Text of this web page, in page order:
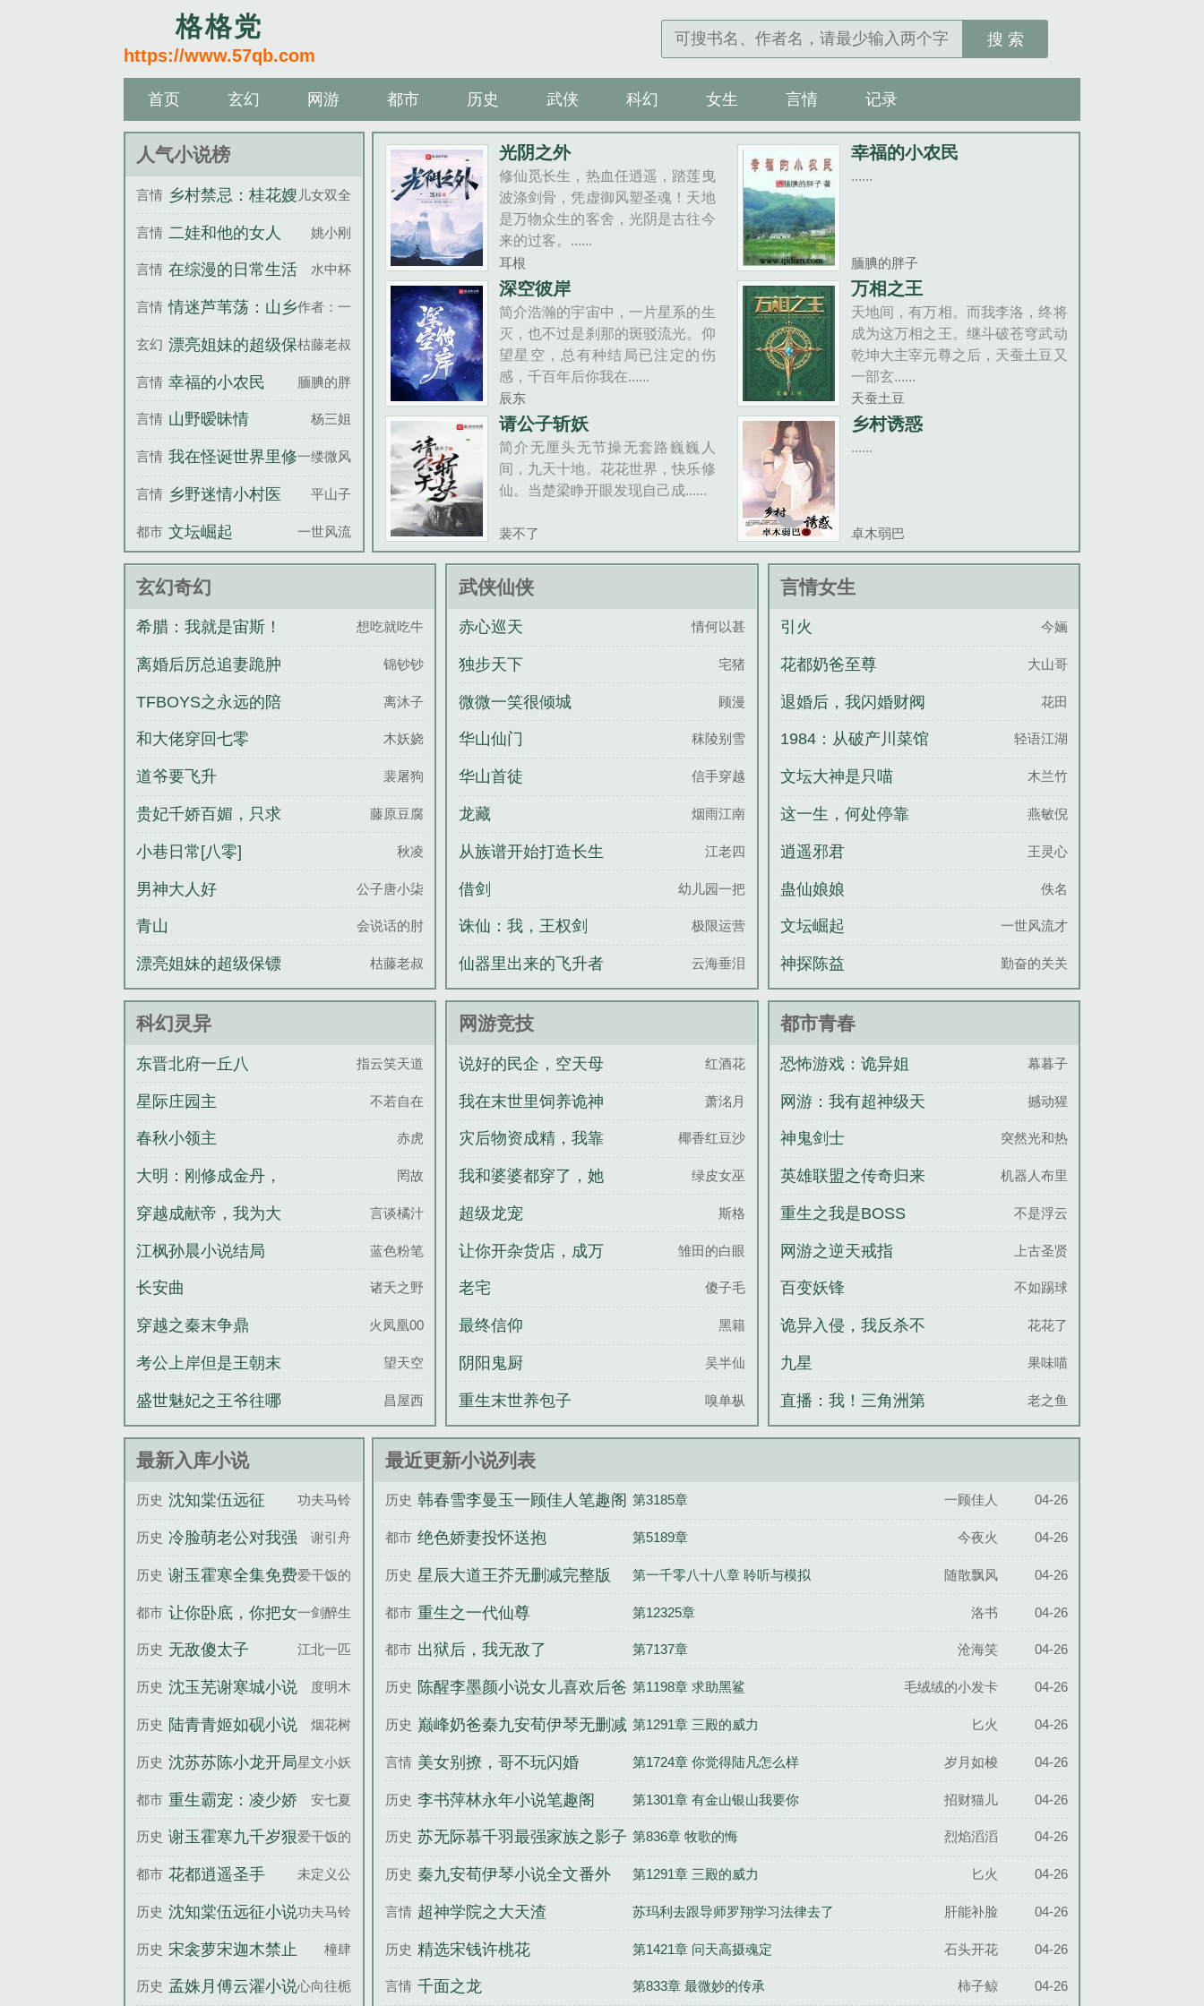
格格党
https://www.57qb.com
搜 索
首页 玄幻 网游 都市 历史 武侠 科幻 女生 言情 记录
光阴之外
修仙觅长生，热血任逍遥，踏莲曳
波涤剑骨，凭虚御风塑圣魂！天地
是万物众生的客舍，光阴是古往今
来的过客。......
耳根
幸福的小农民
......
腼腆的胖子
深空彼岸
简介浩瀚的宇宙中，一片星系的生
灭，也不过是刹那的斑驳流光。仰
望星空，总有种结局已注定的伤
感，千百年后你我在......
辰东
万相之王
天地间，有万相。而我李洛，终将
成为这万相之王。继斗破苍穹武动
乾坤大主宰元尊之后，天蚕土豆又
一部玄......
天蚕土豆
请公子斩妖
简介无厘头无节操无套路巍巍人
间，九天十地。花花世界，快乐修
仙。当楚梁睁开眼发现自己成......
裴不了
乡村诱惑
......
卓木弱巴
人气小说榜
言情 乡村禁忌：桂花嫂 儿女双全
言情 二娃和他的女人
们：男凸女凹
姚小刚
言情 在综漫的日常生活 水中杯
言情 情迷芦苇荡：山乡
艳事
作者：一千
玄幻 漂亮姐妹的超级保
镖
枯藤老叔
言情 幸福的小农民 腼腆的胖子
言情 山野暧昧情 杨三姐
言情 我在怪诞世界里修
真
一缕微风
言情 乡野迷情小村医 平山子
都市 文坛崛起 一世风流才
玄幻奇幻
希腊：我就是宙斯！ 想吃就吃牛
离婚后厉总追妻跪肿
了膝盖
锦钞钞
TFBOYS之永远的陪
伴
离沐子
和大佬穿回七零 木妖娆
道爷要飞升 裴屠狗
贵妃千娇百媚，只求
权势富贵
藤原豆腐
小巷日常[八零] 秋凌
男神大人好 公子唐小柒
青山 会说话的肘
漂亮姐妹的超级保镖 枯藤老叔
武侠仙侠
赤心巡天 情何以甚
独步天下 宅猪
微微一笑很倾城 顾漫
华山仙门 秣陵别雪
华山首徒 信手穿越
龙藏 烟雨江南
从族谱开始打造长生
世家
江老四
借剑 幼儿园一把
诛仙：我，王权剑
主，一剑开天门
极限运营
仙器里出来的飞升者 云海垂泪
言情女生
引火 今婳
花都奶爸至尊 大山哥
退婚后，我闪婚财阀
大佬
花田
1984：从破产川菜馆
开始
轻语江湖
文坛大神是只喵 木兰竹
这一生，何处停靠 燕敏倪
逍遥邪君 王灵心
蛊仙娘娘 佚名
文坛崛起 一世风流才
神探陈益 勤奋的关关
科幻灵异
东晋北府一丘八 指云笑天道
星际庄园主 不若自在
春秋小领主 赤虎
大明：刚修成金丹，
你诛我九族？
罔故
穿越成献帝，我为大
汉再续三百年
言谈橘汁
江枫孙晨小说结局 蓝色粉笔
长安曲 诸夭之野
穿越之秦末争鼎 火凤凰00
考公上岸但是王朝末
年
望天空
盛世魅妃之王爷往哪
儿跑
昌屋西
网游竞技
说好的民企，空天母
舰什么鬼
红酒花
我在末世里饲养诡神 萧洺月
灾后物资成精，我靠
封印囤货暴富
椰香红豆沙
我和婆婆都穿了，她
在将军府做小
绿皮女巫
超级龙宠 斯格
让你开杂货店，成万
界供货商了？
雏田的白眼
老宅 傻子毛
最终信仰 黑籍
阴阳鬼厨 吴半仙
重生末世养包子 嗅单枞
都市青春
恐怖游戏：诡异姐
姐，请矜持！
幕暮子
网游：我有超神级天
赋
撼动猩
神鬼剑士 突然光和热
英雄联盟之传奇归来 机器人布里
重生之我是BOSS 不是浮云
网游之逆天戒指 上古圣贤
百变妖锋 不如踢球
诡异入侵，我反杀不
过分吧？
花花了
九星 果味喵
直播：我！三角洲第
一通天代
老之鱼
最新入库小说
历史 沈知棠伍远征 功夫马铃薯
历史 冷脸萌老公对我强
制爱夜夜失控温窈
谢宗浔全文完整版
谢引舟
历史 谢玉霍寒全集免费
阅读
爱干饭的团
都市 让你卧底，你把女
老大拐跑了？
一剑醉生死
历史 无敌傻太子 江北一匹狼
历史 沈玉芜谢寒城小说
笔趣阁
度明木
历史
陆青青姬如砚小说
笔趣阁
烟花树
历史 沈苏苏陈小龙开局
进厂打工搅动莞城
风云百度云
星文小妖
都市 重生霸宠：凌少娇
妻飒又甜
安七夏
历史 谢玉霍寒九千岁狠
毒疯批却实在美丽
百度云
爱干饭的团
都市 花都逍遥圣手 未定义公式
历史 沈知棠伍远征小说
笔趣阁
功夫马铃薯
历史 宋衾萝宋迦木禁止
侵入百度云
橦肆
历史 孟姝月傅云濯小说心向往栀
最近更新小说列表
历史 韩春雪李曼玉一顾佳人笔趣阁 第3185章 一顾佳人 04-26
都市 绝色娇妻投怀送抱 第5189章 今夜火 04-26
历史 星辰大道王芥无删减完整版 第一千零八十八章 聆听与模拟 随散飘风 04-26
都市 重生之一代仙尊 第12325章 洛书 04-26
都市 出狱后，我无敌了 第7137章 沧海笑 04-26
历史
陈醒李墨颜小说女儿喜欢后爸
我成全他们一家
第1198章 求助黑鲨 毛绒绒的小发卡 04-26
历史 巅峰奶爸秦九安荀伊琴无删减
完整版
第1291章 三殿的威力 匕火 04-26
言情 美女别撩，哥不玩闪婚 第1724章 你觉得陆凡怎么样 岁月如梭 04-26
历史 李书萍林永年小说笔趣阁 第1301章 有金山银山我要你 招财猫儿 04-26
历史 苏无际慕千羽最强家族之影子
少主笔趣阁
第836章 牧歌的悔 烈焰滔滔 04-26
历史 秦九安荀伊琴小说全文番外 第1291章 三殿的威力 匕火 04-26
言情 超神学院之大天渣 苏玛利去跟导师罗翔学习法律去了 肝能补脸 04-26
历史 精选宋钱许桃花 第1421章 问天高摄魂定 石头开花 04-26
言情 千面之龙 第833章 最微妙的传承 柿子鲸 04-26